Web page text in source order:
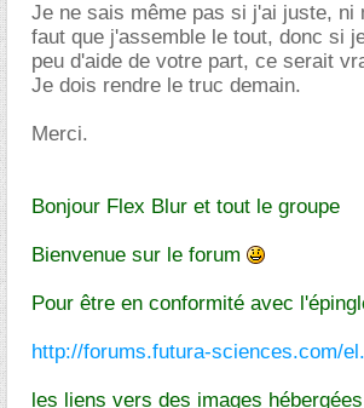
Je ne sais même pas si j'ai juste, ni
faut que j'assemble le tout, donc si
peu d'aide de votre part, ce serait
Je dois rendre le truc demain.
Merci.
Bonjour Flex Blur et tout le groupe
Bienvenue sur le forum
Pour être en conformité avec
http://forums.futura-sciences.com/
les liens vers des images